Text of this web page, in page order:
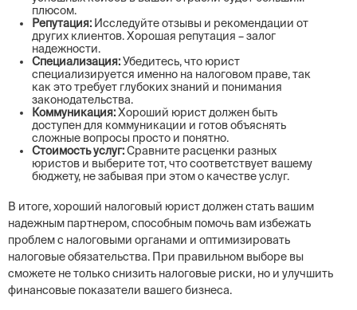
плюсом.
Репутация: Исследуйте отзывы и рекомендации от
других клиентов. Хорошая репутация – залог
надежности.
Специализация:Убедитесь, что юрист
специализируется именно на налоговом праве, так
как это требует глубоких знаний и понимания
законодательства.
Коммуникация:Хороший юрист должен быть
доступен для коммуникации и готов объяснять
сложные вопросы просто и понятно.
Стоимость услуг:Сравните расценки разных
юристов и выберите тот, что соответствует вашему
бюджету, не забывая при этом о качестве услуг.
В итоге, хороший налоговый юрист должен стать вашим
надежным партнером, способным помочь вам избежать
проблем с налоговыми органами и оптимизировать
налоговые обязательства. При правильном выборе вы
сможете не только снизить налоговые риски, но и улучшить
финансовые показатели вашего бизнеса.